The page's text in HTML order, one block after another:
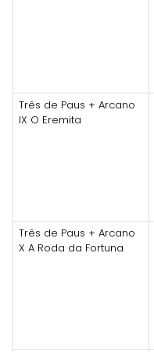
Três de Paus + Arcano
IX O Eremita
Três de Paus + Arcano
X A Roda da Fortuna